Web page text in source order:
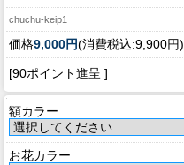
chuchu-keip1
価格9,000円(消費税込:9,900円)
[90ポイント進呈 ]
額カラー
お花カラー